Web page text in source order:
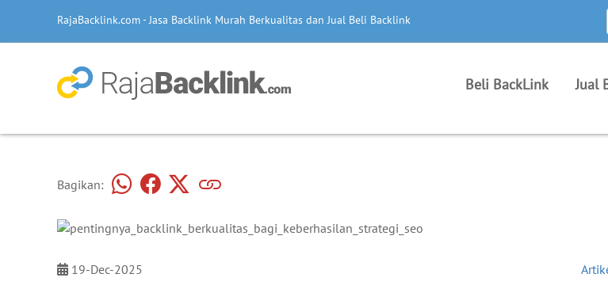
RajaBacklink.com - Jasa Backlink Murah Berkualitas dan Jual Beli Backlink
Beli BackLink Jual
Bagikan:
19-Dec-2025